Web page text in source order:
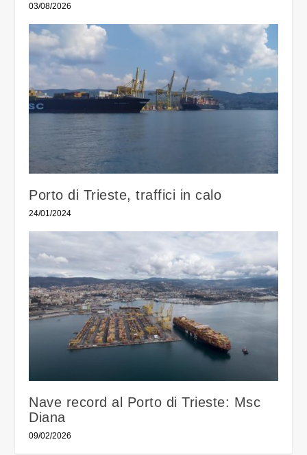
03/08/2026
Porto di Trieste, traffici in calo
24/01/2024
Nave record al Porto di Trieste: Msc
Diana
09/02/2026